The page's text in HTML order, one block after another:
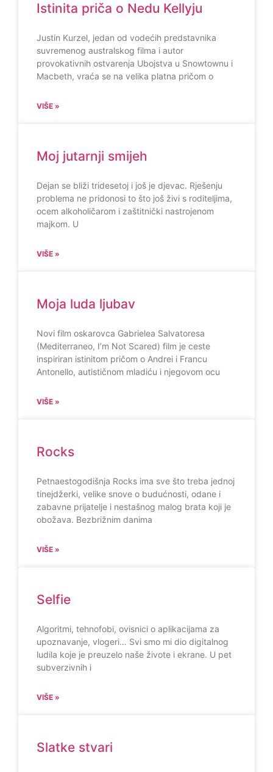
Istinita priča o Nedu Kellyju
Justin Kurzel, jedan od vodećih predstavnika
suvremenog australskog filma i autor
provokativnih ostvarenja Ubojstva u Snowtownu i
Macbeth, vraća se na velika platna pričom o
VIŠE »
Moj jutarnji smijeh
Dejan se bliži tridesetoj i još je djevac. Rješenju
problema ne pridonosi to što još živi s roditeljima,
ocem alkoholičarom i zaštitnički nastrojenom
majkom. U
VIŠE »
Moja luda ljubav
Novi film oskarovca Gabrielea Salvatoresa
(Mediterraneo, I’m Not Scared) film je ceste
inspiriran istinitom pričom o Andrei i Francu
Antonello, autističnom mladiću i njegovom ocu
VIŠE »
Rocks
Petnaestogodišnja Rocks ima sve što treba jednoj
tinejdžerki, velike snove o budućnosti, odane i
zabavne prijatelje i nestašnog malog brata koji je
obožava. Bezbrižnim danima
VIŠE »
Selfie
Algoritmi, tehnofobi, ovisnici o aplikacijama za
upoznavanje, vlogeri… Svi smo mi dio digitalnog
ludila koje je preuzelo naše živote i ekrane. U pet
subverzivnih i
VIŠE »
Slatke stvari